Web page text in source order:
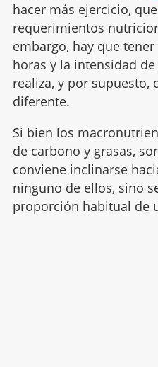
hacer más ejercicio,
requerimientos
embargo, hay que
horas y la intensidad
realiza, y por supuesto,
diferente.
Si bien los
de carbono y grasas,
conviene inclinarse
ninguno de ellos, sino
proporción habitual de